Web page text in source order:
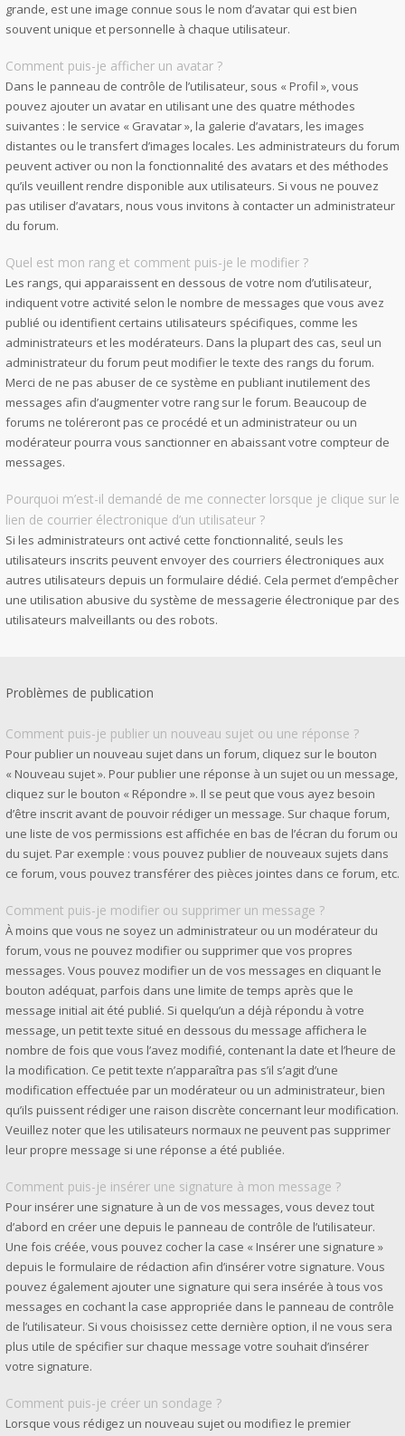
grande, est une image connue sous le nom d’avatar qui est bien
souvent unique et personnelle à chaque utilisateur.
Comment puis-je afficher un avatar ?
Dans le panneau de contrôle de l’utilisateur, sous « Profil », vous
pouvez ajouter un avatar en utilisant une des quatre méthodes
suivantes : le service « Gravatar », la galerie d’avatars, les images
distantes ou le transfert d’images locales. Les administrateurs du forum
peuvent activer ou non la fonctionnalité des avatars et des méthodes
qu’ils veuillent rendre disponible aux utilisateurs. Si vous ne pouvez
pas utiliser d’avatars, nous vous invitons à contacter un administrateur
du forum.
Quel est mon rang et comment puis-je le modifier ?
Les rangs, qui apparaissent en dessous de votre nom d’utilisateur,
indiquent votre activité selon le nombre de messages que vous avez
publié ou identifient certains utilisateurs spécifiques, comme les
administrateurs et les modérateurs. Dans la plupart des cas, seul un
administrateur du forum peut modifier le texte des rangs du forum.
Merci de ne pas abuser de ce système en publiant inutilement des
messages afin d’augmenter votre rang sur le forum. Beaucoup de
forums ne toléreront pas ce procédé et un administrateur ou un
modérateur pourra vous sanctionner en abaissant votre compteur de
messages.
Pourquoi m’est-il demandé de me connecter lorsque je clique sur le
lien de courrier électronique d’un utilisateur ?
Si les administrateurs ont activé cette fonctionnalité, seuls les
utilisateurs inscrits peuvent envoyer des courriers électroniques aux
autres utilisateurs depuis un formulaire dédié. Cela permet d’empêcher
une utilisation abusive du système de messagerie électronique par des
utilisateurs malveillants ou des robots.
Problèmes de publication
Comment puis-je publier un nouveau sujet ou une réponse ?
Pour publier un nouveau sujet dans un forum, cliquez sur le bouton
« Nouveau sujet ». Pour publier une réponse à un sujet ou un message,
cliquez sur le bouton « Répondre ». Il se peut que vous ayez besoin
d’être inscrit avant de pouvoir rédiger un message. Sur chaque forum,
une liste de vos permissions est affichée en bas de l’écran du forum ou
du sujet. Par exemple : vous pouvez publier de nouveaux sujets dans
ce forum, vous pouvez transférer des pièces jointes dans ce forum, etc.
Comment puis-je modifier ou supprimer un message ?
À moins que vous ne soyez un administrateur ou un modérateur du
forum, vous ne pouvez modifier ou supprimer que vos propres
messages. Vous pouvez modifier un de vos messages en cliquant le
bouton adéquat, parfois dans une limite de temps après que le
message initial ait été publié. Si quelqu’un a déjà répondu à votre
message, un petit texte situé en dessous du message affichera le
nombre de fois que vous l’avez modifié, contenant la date et l’heure de
la modification. Ce petit texte n’apparaîtra pas s’il s’agit d’une
modification effectuée par un modérateur ou un administrateur, bien
qu’ils puissent rédiger une raison discrète concernant leur modification.
Veuillez noter que les utilisateurs normaux ne peuvent pas supprimer
leur propre message si une réponse a été publiée.
Comment puis-je insérer une signature à mon message ?
Pour insérer une signature à un de vos messages, vous devez tout
d’abord en créer une depuis le panneau de contrôle de l’utilisateur.
Une fois créée, vous pouvez cocher la case « Insérer une signature »
depuis le formulaire de rédaction afin d’insérer votre signature. Vous
pouvez également ajouter une signature qui sera insérée à tous vos
messages en cochant la case appropriée dans le panneau de contrôle
de l’utilisateur. Si vous choisissez cette dernière option, il ne vous sera
plus utile de spécifier sur chaque message votre souhait d’insérer
votre signature.
Comment puis-je créer un sondage ?
Lorsque vous rédigez un nouveau sujet ou modifiez le premier